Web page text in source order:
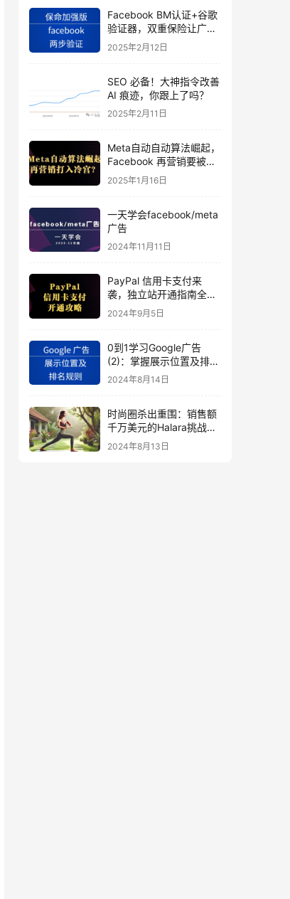
Facebook BM认证+谷歌
验证器，双重保险让广告
投手账号稳如泰山
2025年2月12日
SEO 必备！大神指令改善
AI 痕迹，你跟上了吗？
2025年2月11日
Meta自动自动算法崛起，
Facebook 再营销要被打
入冷宫？
2025年1月16日
一天学会facebook/meta
广告
2024年11月11日
PayPal 信用卡支付来
袭，独立站开通指南全揭
秘
2024年9月5日
0到1学习Google广告
(2)：掌握展示位置及排名
规则
2024年8月14日
时尚圈杀出重围：销售额
千万美元的Halara挑战
SHEIN成新时尚巨头
（上）
2024年8月13日